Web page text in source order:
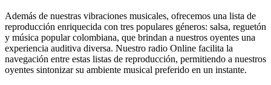
Además de nuestras vibraciones musicales, ofrecemos una lista de
reproducción enriquecida con tres populares géneros: salsa, reguetón
y música popular colombiana, que brindan a nuestros oyentes una
experiencia auditiva diversa. Nuestro radio Online facilita la
navegación entre estas listas de reproducción, permitiendo a nuestros
oyentes sintonizar su ambiente musical preferido en un instante.